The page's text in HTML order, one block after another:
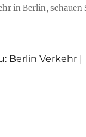
in Berlin, schauen
Berlin Verkehr |